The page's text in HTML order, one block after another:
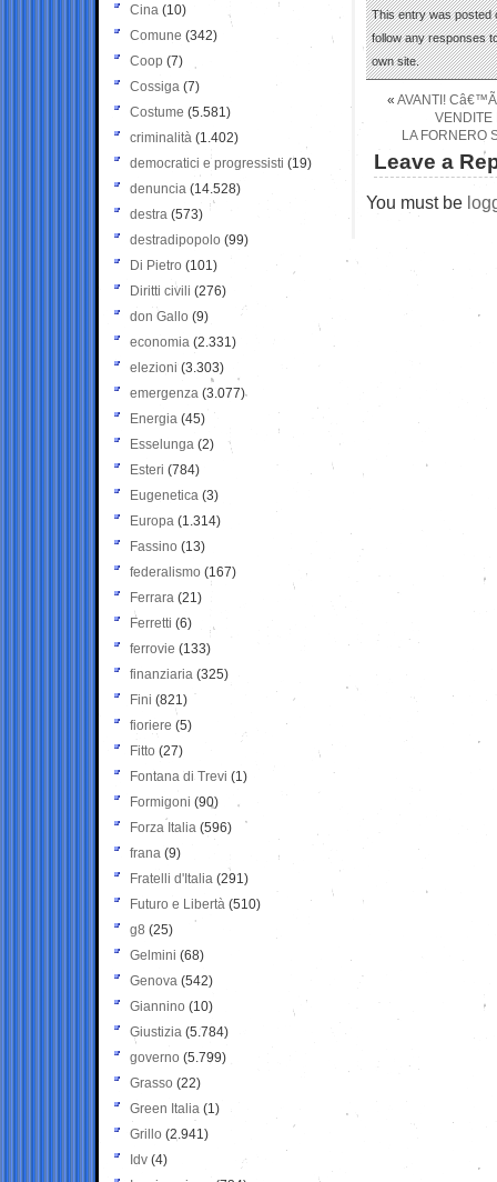
This entry was posted
follow any responses
own site.
« AVANTI!
VENDITE
LA FORNERO
Leave a
You must be
Cina (10)
Comune (342)
Coop (7)
Cossiga (7)
Costume (5.581)
criminalità (1.402)
democratici e progressisti (19)
denuncia (14.528)
destra (573)
destradipopolo (99)
Di Pietro (101)
Diritti civili (276)
don Gallo (9)
economia (2.331)
elezioni (3.303)
emergenza (3.077)
Energia (45)
Esselunga (2)
Esteri (784)
Eugenetica (3)
Europa (1.314)
Fassino (13)
federalismo (167)
Ferrara (21)
Ferretti (6)
ferrovie (133)
finanziaria (325)
Fini (821)
fioriere (5)
Fitto (27)
Fontana di Trevi (1)
Formigoni (90)
Forza Italia (596)
frana (9)
Fratelli d'Italia (291)
Futuro e Libertà (510)
g8 (25)
Gelmini (68)
Genova (542)
Giannino (10)
Giustizia (5.784)
governo (5.799)
Grasso (22)
Green Italia (1)
Grillo (2.941)
Idv (4)